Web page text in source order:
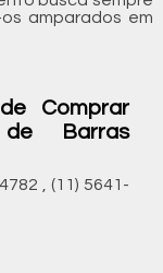
amparados em
Comprar
Barras
,(11) 5641-